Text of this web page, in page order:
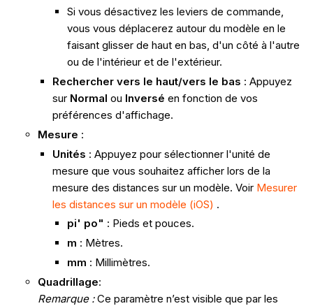
Si vous désactivez les leviers de commande,
vous vous déplacerez autour du modèle en le
faisant glisser de haut en bas, d'un côté à l'autre
ou de l'intérieur et de l'extérieur.
Rechercher vers le haut/vers le bas : Appuyez
sur Normal ou Inversé en fonction de vos
préférences d'affichage.
Mesure :
Unités : Appuyez pour sélectionner l'unité de
mesure que vous souhaitez afficher lors de la
mesure des distances sur un modèle. Voir Mesurer
les distances sur un modèle (iOS) .
pi' po" : Pieds et pouces.
m : Mètres.
mm : Millimètres.
Quadrillage:
Remarque :Ce paramètre n’est visible que par les